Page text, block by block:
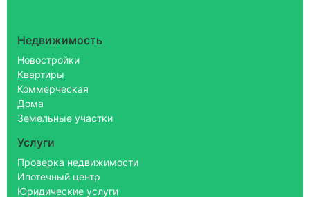
Недвижимость
Новостройки
Квартиры
Коммерческая
Дома
Земельные участки
Услуги
Проверка недвижимости
Ипотечный центр
Юридические услуги